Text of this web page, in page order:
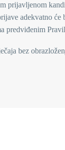
prijavljenom
adekvatno
predviđenim
bez